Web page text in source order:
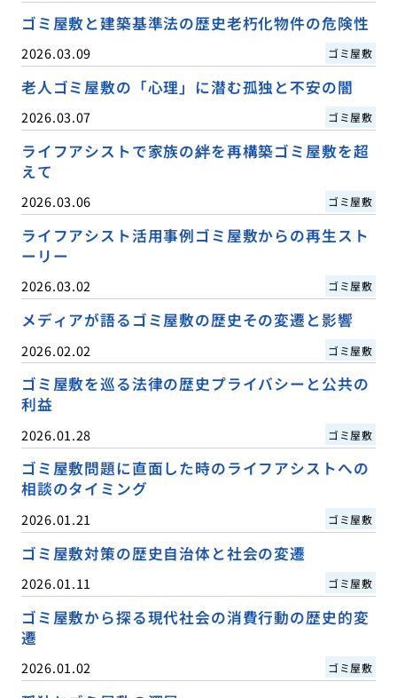
ゴミ屋敷と建築基準法の歴史老朽化物件の危険性
2026.03.09 ゴミ屋敷
老人ゴミ屋敷の「心理」に潜む孤独と不安の闇
2026.03.07 ゴミ屋敷
ライフアシストで家族の絆を再構築ゴミ屋敷を超
えて
2026.03.06 ゴミ屋敷
ライフアシスト活用事例ゴミ屋敷からの再生スト
ーリー
2026.03.02 ゴミ屋敷
メディアが語るゴミ屋敷の歴史その変遷と影響
2026.02.02 ゴミ屋敷
ゴミ屋敷を巡る法律の歴史プライバシーと公共の
利益
2026.01.28 ゴミ屋敷
ゴミ屋敷問題に直面した時のライフアシストへの
相談のタイミング
2026.01.21 ゴミ屋敷
ゴミ屋敷対策の歴史自治体と社会の変遷
2026.01.11 ゴミ屋敷
ゴミ屋敷から探る現代社会の消費行動の歴史的変
遷
2026.01.02 ゴミ屋敷